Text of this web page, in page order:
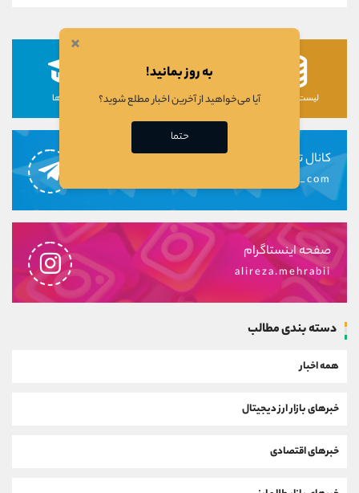
لیست رمزارزها لیست سهام ها دوره ها
کانال تلگرام
alirezamehrabi_com
صفحه اینستاگرام
alireza.mehrabii
دسته بندی مطالب
همه اخبار
خبرهای بازار ارز دیجیتال
خبرهای اقتصادی
×
به روز بمانید!
آیا می‌خواهید از آخرین اخبار مطلع شوید؟
حتما